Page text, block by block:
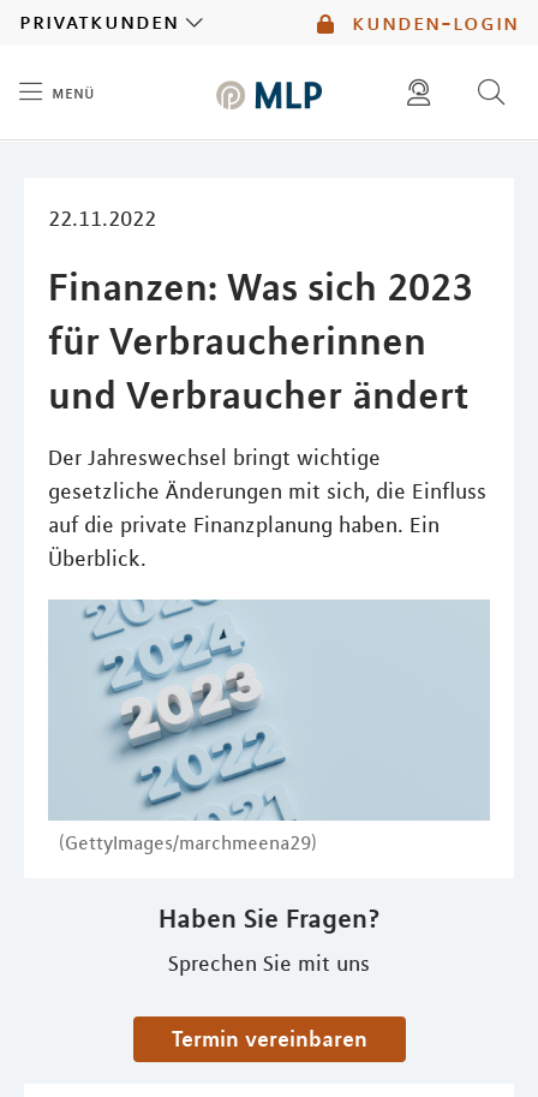
kunden-login
privatkunden
menü
22.11.2022
Finanzen: Was sich 2023
für Verbraucherinnen
und Verbraucher ändert
Der Jahreswechsel bringt wichtige
gesetzliche Änderungen mit sich, die Einfluss
auf die private Finanzplanung haben. Ein
Überblick.
(GettyImages/marchmeena29)
Haben Sie Fragen?
Sprechen Sie mit uns
Termin vereinbaren